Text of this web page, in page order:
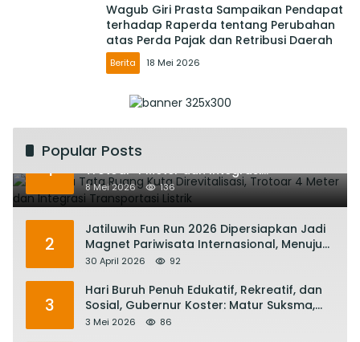
Wagub Giri Prasta Sampaikan Pendapat
terhadap Raperda tentang Perubahan
atas Perda Pajak dan Retribusi Daerah
Berita 18 Mei 2026
Popular Posts
1
Rencana Tata Ruang Kuta Direvitalisasi,
Trotoar 4 Meter dan Integrasi
Transportasi Listrik
8 Mei 2026 136
2
Jatiluwih Fun Run 2026 Dipersiapkan Jadi
Magnet Pariwisata Internasional, Menuju
Satu Abad Pariwisata Bali
30 April 2026 92
3
Hari Buruh Penuh Edukatif, Rekreatif, dan
Sosial, Gubernur Koster: Matur Suksma,
Keringat Pekerja Mesin Ekonomi Bali
3 Mei 2026 86